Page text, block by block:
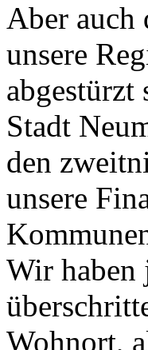
Aber auch
unsere
abgestürzt
Stadt
den
unsere
Wir haben
Wohnort,